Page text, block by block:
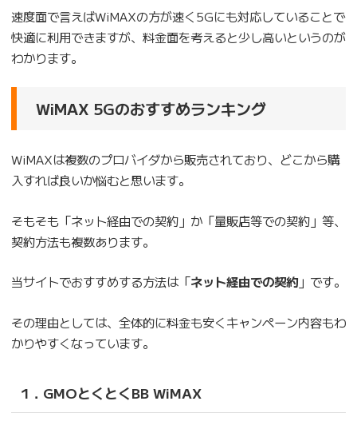
速度面で言えばWiMAXの方が速く5Gにも対応していることで
快適に利用できますが、料金面を考えると少し高いというのが
わかります。
WiMAX 5Gのおすすめランキング
WiMAXは複数のプロバイダから販売されており、どこから購
入すれば良いか悩むと思います。
そもそも「ネット経由での契約」か「量販店等での契約」等、
契約方法も複数あります。
当サイトでおすすめする方法は「ネット経由での契約」です。
その理由としては、全体的に料金も安くキャンペーン内容もわ
かりやすくなっています。
1．GMOとくとくBB WiMAX